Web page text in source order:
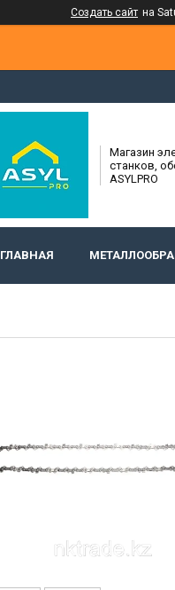
Создать сайт на
Магазин
станков,
ASYLPRO
ГЛАВНАЯ